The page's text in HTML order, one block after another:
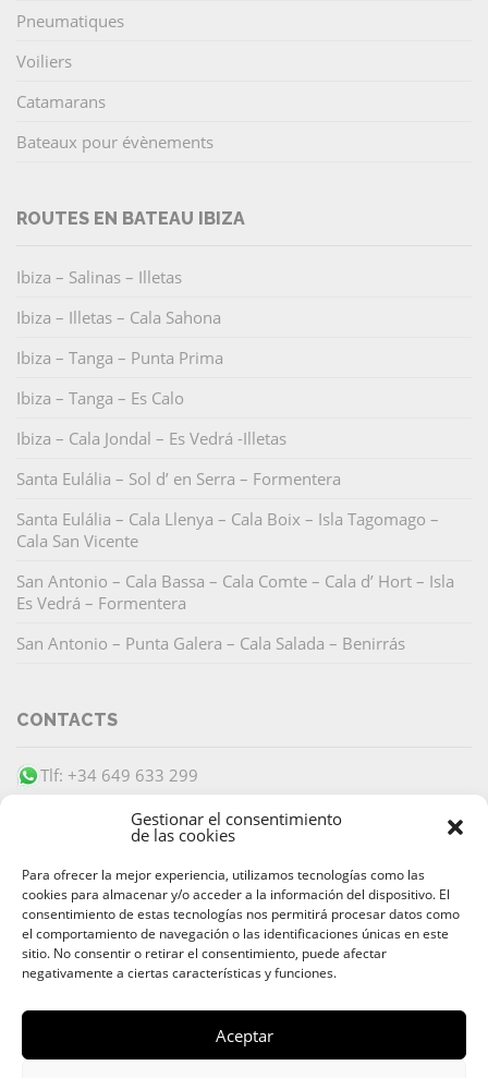
Gestionar el consentimiento
de las cookies
Para ofrecer la mejor experiencia, utilizamos tecnologías como las
cookies para almacenar y/o acceder a la información del dispositivo. El
consentimiento de estas tecnologías nos permitirá procesar datos como
el comportamiento de navegación o las identificaciones únicas en este
sitio. No consentir o retirar el consentimiento, puede afectar
negativamente a ciertas características y funciones.
Aceptar
Pneumatiques
Voiliers
Catamarans
Bateaux pour évènements
ROUTES EN BATEAU IBIZA
Ibiza – Salinas – Illetas
Ibiza – Illetas – Cala Sahona
Ibiza – Tanga – Punta Prima
Ibiza – Tanga – Es Calo
Ibiza – Cala Jondal – Es Vedrá -Illetas
Santa Eulália – Sol d’ en Serra – Formentera
Santa Eulália – Cala Llenya – Cala Boix – Isla Tagomago –
Cala San Vicente
San Antonio – Cala Bassa – Cala Comte – Cala d’ Hort – Isla
Es Vedrá – Formentera
San Antonio – Punta Galera – Cala Salada – Benirrás
CONTACTS
Tlf: +34 649 633 299
PAIEMENT SÉCURISÉ